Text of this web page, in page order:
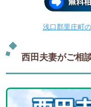
浅口郡里庄町
西田夫妻がご相